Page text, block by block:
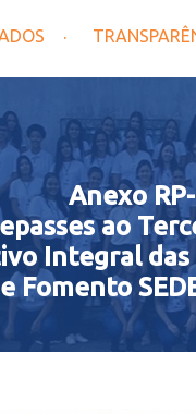
Anexo
ao
Integral das
Fomento